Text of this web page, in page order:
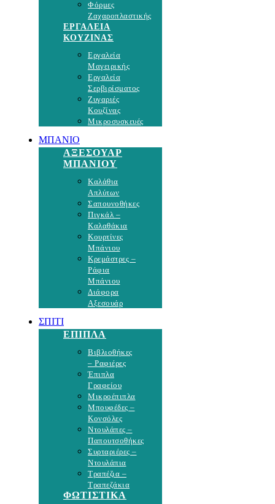
Φόρμες
Ζαχαροπλαστικής
ΕΡΓΑΛΕΙΑ
ΚΟΥΖΙΝΑΣ
Εργαλεία
Μαγειρικής
Εργαλεία
Σερβιρίσματος
Ζυγαριές
Κουζίνας
Μικροσυσκευές
ΜΠΑΝΙΟ
ΑΞΕΣΟΥΑΡ
ΜΠΑΝΙΟΥ
Καλάθια
Απλύτων
Σαπουνοθήκες
Πιγκάλ –
Καλαθάκια
Κουρτίνες
Μπάνιου
Κρεμάστρες –
Ράφια
Μπάνιου
Διάφορα
Αξεσουάρ
ΣΠΙΤΙ
ΕΠΙΠΛΑ
Βιβλιοθήκες
– Ραφιέρες
Έπιπλα
Γραφείου
Μικροέπιπλα
Μπουφέδες –
Κονσόλες
Ντουλάπες –
Παπουτσοθήκες
Συρταριέρες –
Ντουλάπια
Τραπέζια –
Τραπεζάκια
ΦΩΤΙΣΤΙΚΑ